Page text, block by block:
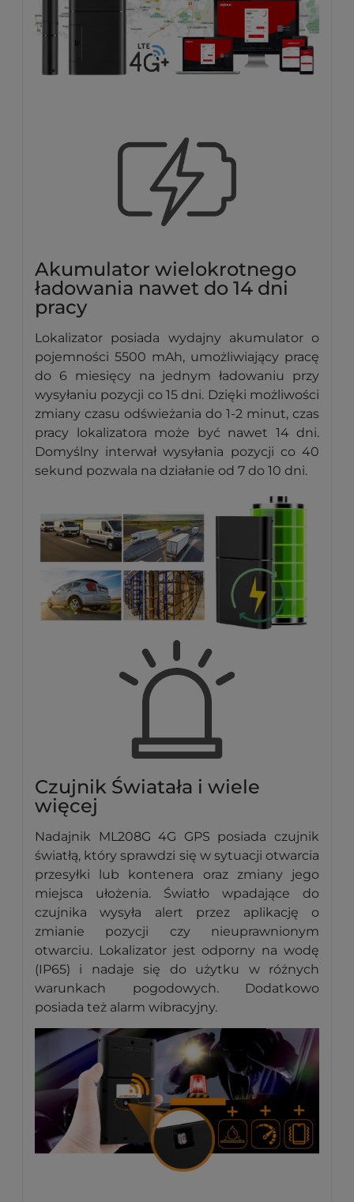
Akumulator wielokrotnego
ładowania nawet do 14 dni
pracy
Lokalizator posiada wydajny akumulator o
pojemności 5500 mAh, umożliwiający pracę
do 6 miesięcy na jednym ładowaniu przy
wysyłaniu pozycji co 15 dni. Dzięki możliwości
zmiany czasu odświeżania do 1-2 minut, czas
pracy lokalizatora może być nawet 14 dni.
Domyślny interwał wysyłania pozycji co 40
sekund pozwala na działanie od 7 do 10 dni.
Czujnik Światała i wiele
więcej
Nadajnik ML208G 4G GPS posiada czujnik
światłą, który sprawdzi się w sytuacji otwarcia
przesyłki lub kontenera oraz zmiany jego
miejsca ułożenia. Światło wpadające do
czujnika wysyła alert przez aplikację o
zmianie pozycji czy nieuprawnionym
otwarciu. Lokalizator jest odporny na wodę
(IP65) i nadaje się do użytku w różnych
warunkach pogodowych. Dodatkowo
posiada też alarm wibracyjny.